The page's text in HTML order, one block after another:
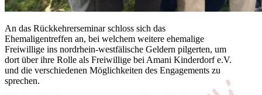
An das Rückkehrerseminar schloss sich das
Ehemaligentreffen an, bei welchem weitere ehemalige
Freiwillige ins nordrhein-westfälische Geldern pilgerten, um
dort über ihre Rolle als Freiwillige bei Amani Kinderdorf e.V.
und die verschiedenen Möglichkeiten des Engagements zu
sprechen.